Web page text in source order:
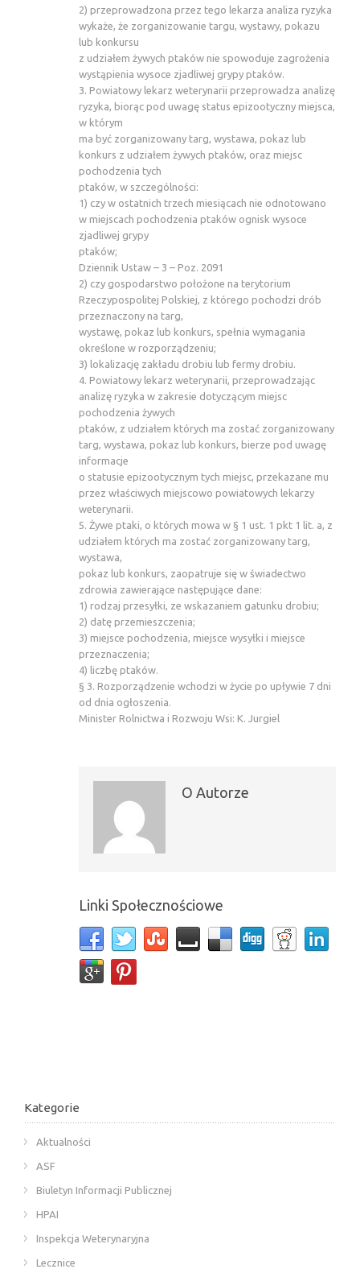
2) przeprowadzona przez tego lekarza analiza ryzyka
wykaże, że zorganizowanie targu, wystawy, pokazu
lub konkursu
z udziałem żywych ptaków nie spowoduje zagrożenia
wystąpienia wysoce zjadliwej grypy ptaków.
3. Powiatowy lekarz weterynarii przeprowadza analizę
ryzyka, biorąc pod uwagę status epizootyczny miejsca,
w którym
ma być zorganizowany targ, wystawa, pokaz lub
konkurs z udziałem żywych ptaków, oraz miejsc
pochodzenia tych
ptaków, w szczególności:
1) czy w ostatnich trzech miesiącach nie odnotowano
w miejscach pochodzenia ptaków ognisk wysoce
zjadliwej grypy
ptaków;
Dziennik Ustaw – 3 – Poz. 2091
2) czy gospodarstwo położone na terytorium
Rzeczypospolitej Polskiej, z którego pochodzi drób
przeznaczony na targ,
wystawę, pokaz lub konkurs, spełnia wymagania
określone w rozporządzeniu;
3) lokalizację zakładu drobiu lub fermy drobiu.
4. Powiatowy lekarz weterynarii, przeprowadzając
analizę ryzyka w zakresie dotyczącym miejsc
pochodzenia żywych
ptaków, z udziałem których ma zostać zorganizowany
targ, wystawa, pokaz lub konkurs, bierze pod uwagę
informacje
o statusie epizootycznym tych miejsc, przekazane mu
przez właściwych miejscowo powiatowych lekarzy
weterynarii.
5. Żywe ptaki, o których mowa w § 1 ust. 1 pkt 1 lit. a, z
udziałem których ma zostać zorganizowany targ,
wystawa,
pokaz lub konkurs, zaopatruje się w świadectwo
zdrowia zawierające następujące dane:
1) rodzaj przesyłki, ze wskazaniem gatunku drobiu;
2) datę przemieszczenia;
3) miejsce pochodzenia, miejsce wysyłki i miejsce
przeznaczenia;
4) liczbę ptaków.
§ 3. Rozporządzenie wchodzi w życie po upływie 7 dni
od dnia ogłoszenia.
Minister Rolnictwa i Rozwoju Wsi: K. Jurgiel
O Autorze
Linki Społecznościowe
Kategorie
Aktualności
ASF
Biuletyn Informacji Publicznej
HPAI
Inspekcja Weterynaryjna
Lecznice